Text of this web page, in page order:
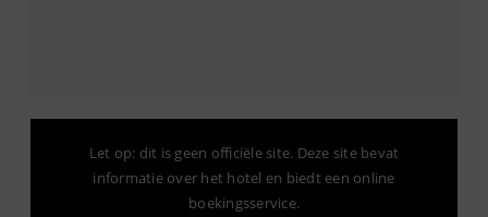
Let op: dit is geen officiële site. Deze site bevat
informatie over het hotel en biedt een online
boekingsservice.